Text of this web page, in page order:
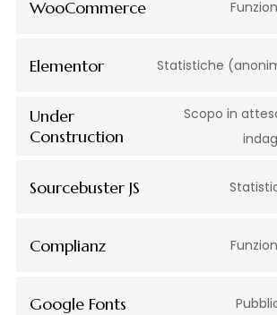
WooCommerce
Elementor Statistiche
Under
Construction
Scopo in
Sourcebuster JS
Complianz
Google Fonts